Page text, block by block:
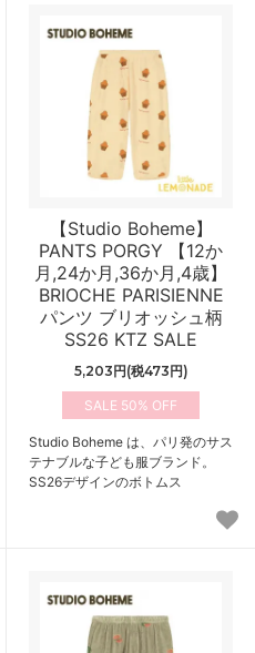
【Studio Boheme】
PANTS PORGY 【12か
月,24か月,36か月,4歳】
BRIOCHE PARISIENNE
パンツ ブリオッシュ柄
SS26 KTZ SALE
5,203円(税473円)
50%
Studio Boheme は、パリ発のサス
テナブルな子ども服ブランド。
SS26デザインのボトムス